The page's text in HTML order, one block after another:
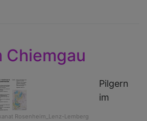
Chiemgau
Rosenheim_Lenz-Lemberg
Pilgern
im